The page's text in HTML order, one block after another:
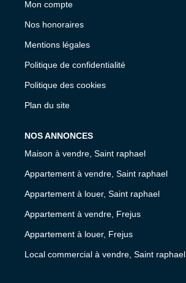
Mon compte
Nos honoraires
Mentions légales
Politique de confidentialité
Politique des cookies
Plan du site
NOS ANNONCES
Maison à vendre, Saint raphael
Appartement à vendre, Saint raphael
Appartement à louer, Saint raphael
Appartement à vendre, Frejus
Appartement à louer, Frejus
Local commercial à vendre, Saint raphael